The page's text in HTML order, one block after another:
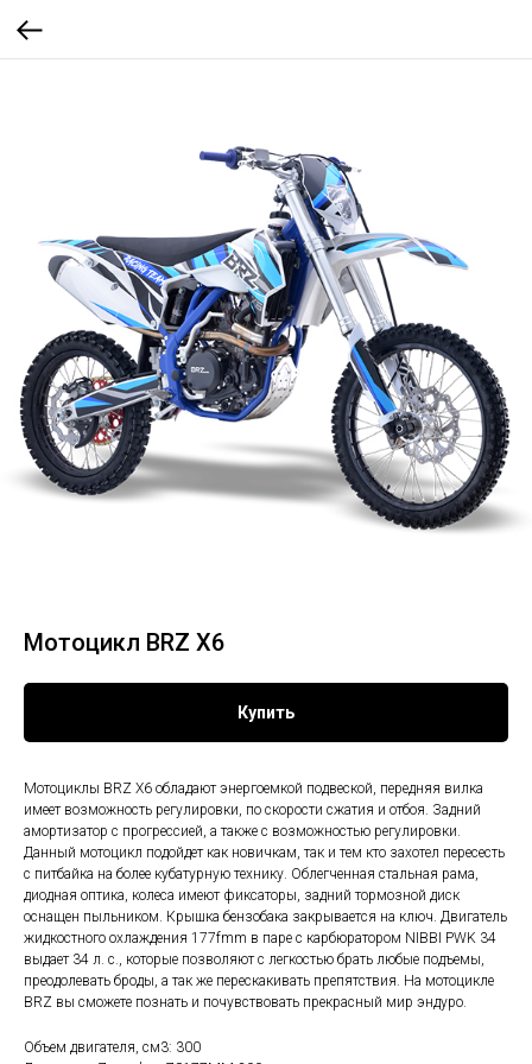
Мотоцикл BRZ X6
Купить
Мотоциклы BRZ Х6 обладают энергоемкой подвеской, передняя вилка
имеет возможность регулировки, по скорости сжатия и отбоя. Задний
амортизатор с прогрессией, а также с возможностью регулировки.
Данный мотоцикл подойдет как новичкам, так и тем кто захотел пересесть
с питбайка на более кубатурную технику. Облегченная стальная рама,
диодная оптика, колеса имеют фиксаторы, задний тормозной диск
оснащен пыльником. Крышка бензобака закрывается на ключ. Двигатель
жидкостного охлаждения 177fmm в паре с карбюратором NIBBI PWK 34
выдает 34 л. с., которые позволяют с легкостью брать любые подъемы,
преодолевать броды, а так же перескакивать препятствия. На мотоцикле
BRZ вы сможете познать и почувствовать прекрасный мир эндуро.
Объем двигателя, см3: 300